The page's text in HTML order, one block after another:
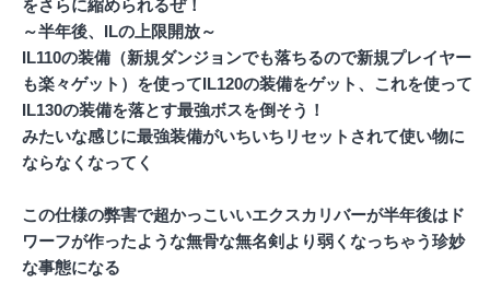
をさらに縮められるぜ！
～半年後、ILの上限開放～
IL110の装備（新規ダンジョンでも落ちるので新規プレイヤー
も楽々ゲット）を使ってIL120の装備をゲット、これを使って
IL130の装備を落とす最強ボスを倒そう！
みたいな感じに最強装備がいちいちリセットされて使い物に
ならなくなってく
この仕様の弊害で超かっこいいエクスカリバーが半年後はド
ワーフが作ったような無骨な無名剣より弱くなっちゃう珍妙
な事態になる